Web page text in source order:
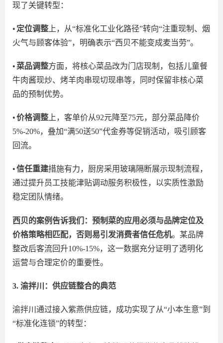
现了关键转型：
• 定位调整 上，从“标准化工业化路径”转向“注重现制、烟
火气与顾客体验”，明确表示“西贝不能变成麦当劳”。
• 菜品调整方面， 将核心菜品改为门店现制，包括儿童餐
牛肉酱现炒、烤羊肉串现切现串等，同时保留非核心菜
品的预制优势。
•价格调整 上，客单价从92元降至75元，部分菜品降价
5%-20%，叠加“满50送50”代金券等促销活动，吸引顾客
回流。
•信任重建措施有力，厨房采用玻璃隔断展示现制流程，
通过提升员工技能津贴调动服务积极性，以实质性激励
稳定团队情绪。
西贝的案例告诉我们：预制菜的应用必须与品牌定位及
价格策略相匹配，否则易引发消费者信任危机。某品牌
整改后客流回升10%-15%，这一数据充分证明了透明化
运营与合理定价的重要性。
3. 渝拌川：供应链整合的典范
渝拌川通过接入紫燕供应链，成功实现了从“小本生意”到
“标准化连锁”的转型：